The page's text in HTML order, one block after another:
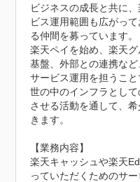
ビジネスの成長と共に
ビス運用範囲も広がっ
る仲間を募っています。
楽天ペイを始め、楽天
基盤、外部との連携な
サービス運用を担うこと
世の中のインフラとし
させる活動を通して、
きます。
【業務内容】
楽天キャッシュや楽天
っていただくためのサ